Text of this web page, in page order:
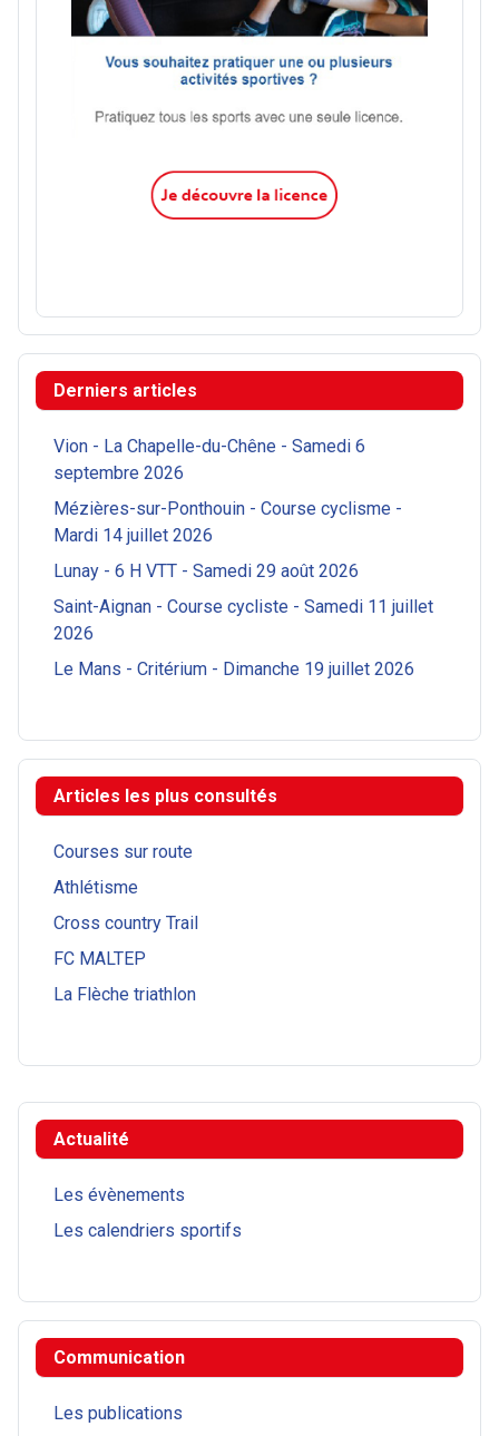
Actualité
Les évènements
Les calendriers sportifs
Communication
Les publications
Derniers articles
Vion - La Chapelle-du-Chêne - Samedi 6
septembre 2026
Mézières-sur-Ponthouin - Course cyclisme -
Mardi 14 juillet 2026
Lunay - 6 H VTT - Samedi 29 août 2026
Saint-Aignan - Course cycliste - Samedi 11 juillet
2026
Le Mans - Critérium - Dimanche 19 juillet 2026
Articles les plus consultés
Courses sur route
Athlétisme
Cross country Trail
FC MALTEP
La Flèche triathlon